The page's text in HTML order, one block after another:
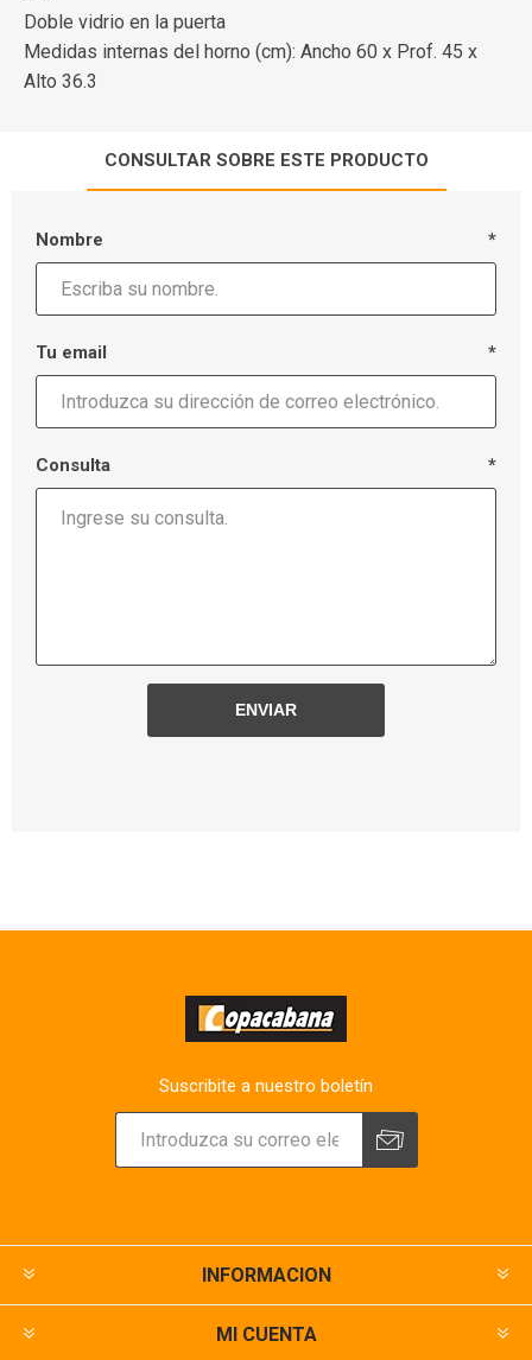
Doble vidrio en la puerta
Medidas internas del horno (cm): Ancho 60 x Prof. 45 x
Alto 36.3
CONSULTAR SOBRE ESTE PRODUCTO
Nombre *
Tu email *
Consulta *
Suscribite a nuestro boletín
INFORMACION
MI CUENTA